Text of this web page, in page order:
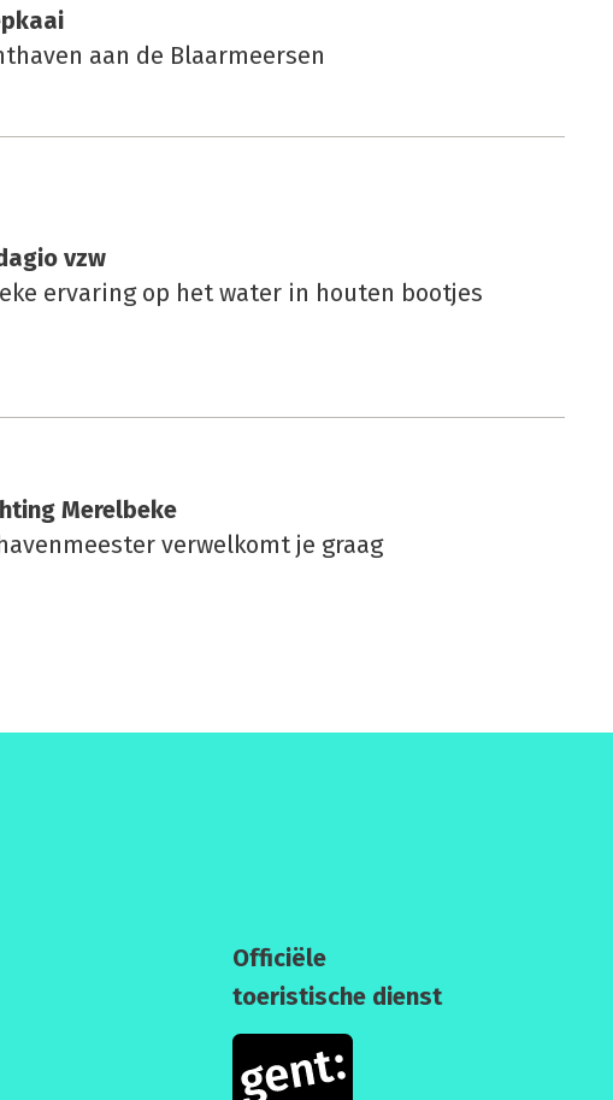
aan de Blaarmeersen
vzw
ervaring op het water in houten bootjes
Merel­be­ke
verwelkomt je graag
Officiële
toeristische dienst